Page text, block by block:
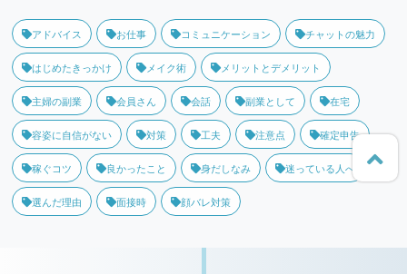
アドバイス お仕事 コミュニケーション チャットの魅力
はじめたきっかけ メイク術 メリットとデメリット
主婦の副業 会員さん 会話 副業として 在宅
容姿に自信がない 対策 工夫 注意点 確定申告
稼ぐコツ 良かったこと 身だしなみ 迷っている人へ
選んだ理由 面接時 顔バレ対策